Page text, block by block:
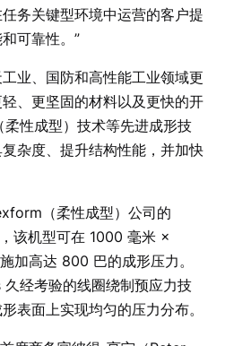
务关键型环境中运营的客户提
可靠性。”
业、国防和高性能工业领域更
、更坚固的材料以及更快的开
性成型）技术等先进成形技
杂度、提升结构性能，并加快
（柔性成型）公司的
该机型可在 1000 毫米 ×
加高达 800 巴的成形压力。
经考验的线圈绕制预应力技
表面上实现均匀的压力分布。